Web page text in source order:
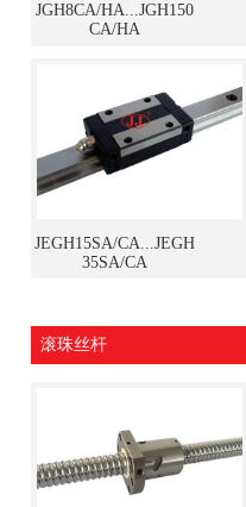
JGH8CA/HA...JGH150
CA/HA
JEGH15SA/CA...JEGH
35SA/CA
滚珠丝杆